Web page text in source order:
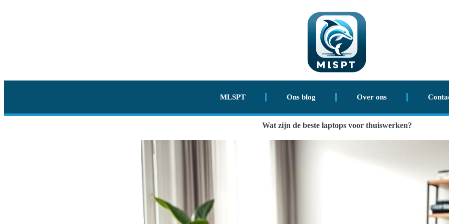
MLSPT Ons blog Over ons
Wat zijn de beste laptops voor thuiswerken?